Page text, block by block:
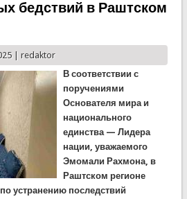
бедствий в Раштском
| redaktor
В соответствии с
поручениями
Основателя мира и
национального
единства — Лидера
нации, уважаемого
Эмомали Рахмона, в
Раштском регионе
устранению последствий